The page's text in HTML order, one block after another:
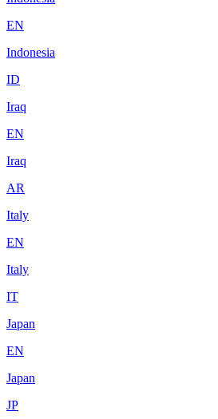
EN
Indonesia
ID
Iraq
EN
Iraq
AR
Italy
EN
Italy
IT
Japan
EN
Japan
JP